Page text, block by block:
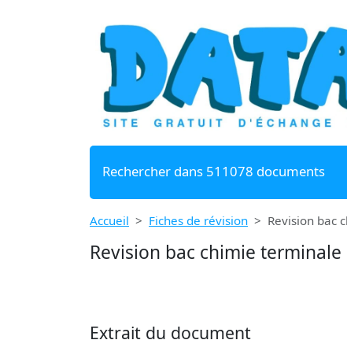
Rechercher dans 511078 documents
Accueil Fiches de révision Revision bac
Revision bac chimie terminale
Extrait du document